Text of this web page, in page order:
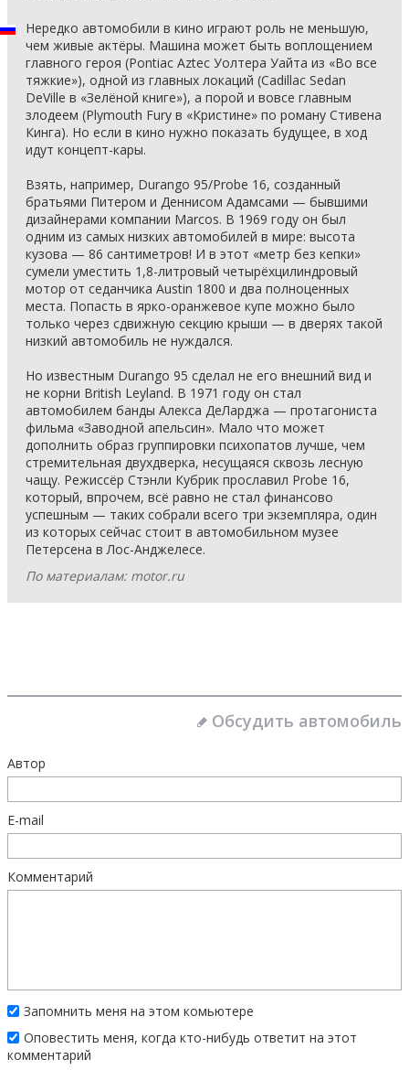
Нередко автомобили в кино играют роль не меньшую,
чем живые актёры. Машина может быть воплощением
главного героя (Pontiac Aztec Уолтера Уайта из «Во все
тяжкие»), одной из главных локаций (Cadillac Sedan
DeVille в «Зелёной книге»), а порой и вовсе главным
злодеем (Plymouth Fury в «Кристине» по роману Стивена
Кинга). Но если в кино нужно показать будущее, в ход
идут концепт-кары.
Взять, например, Durango 95/Probe 16, созданный
братьями Питером и Деннисом Адамсами — бывшими
дизайнерами компании Marcos. В 1969 году он был
одним из самых низких автомобилей в мире: высота
кузова — 86 сантиметров! И в этот «метр без кепки»
сумели уместить 1,8-литровый четырёхцилиндровый
мотор от седанчика Austin 1800 и два полноценных
места. Попасть в ярко-оранжевое купе можно было
только через сдвижную секцию крыши — в дверях такой
низкий автомобиль не нуждался.
Но известным Durango 95 сделал не его внешний вид и
не корни British Leyland. В 1971 году он стал
автомобилем банды Алекса ДеЛарджа — протагониста
фильма «Заводной апельсин». Мало что может
дополнить образ группировки психопатов лучше, чем
стремительная двухдверка, несущаяся сквозь лесную
чащу. Режиссёр Стэнли Кубрик прославил Probe 16,
который, впрочем, всё равно не стал финансово
успешным — таких собрали всего три экземпляра, один
из которых сейчас стоит в автомобильном музее
Петерсена в Лос-Анджелесе.
По материалам: motor.ru
Обсудить автомобиль
Автор
E-mail
Комментарий
Запомнить меня на этом комьютере
Оповестить меня, когда кто-нибудь ответит на этот
комментарий